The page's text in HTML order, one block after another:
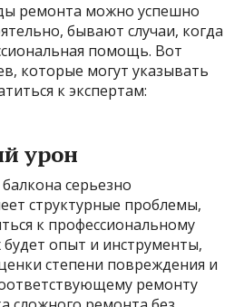
ремонта можно успешно
бывают случаи, когда
помощь. Вот
которые могут указывать
к экспертам:
урон
серьезно
структурные проблемы,
к профессиональному
опыт и инструменты,
степени повреждения и
ремонту